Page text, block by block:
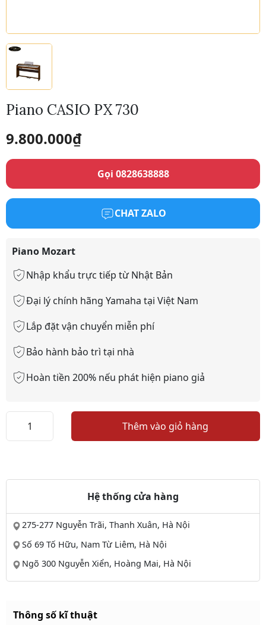
Piano CASIO PX 730
9.800.000₫
Gọi 0828638888
CHAT ZALO
Piano Mozart
Nhập khẩu trực tiếp từ Nhật Bản
Đại lý chính hãng Yamaha tại Việt Nam
Lắp đặt vận chuyển miễn phí
Bảo hành bảo trì tại nhà
Hoàn tiền 200% nếu phát hiện piano giả
CASIO
Thêm vào giỏ hàng
Hệ thống cửa hàng
275-277 Nguyễn Trãi, Thanh Xuân, Hà Nội
Số 69 Tố Hữu, Nam Từ Liêm, Hà Nội
Ngõ 300 Nguyễn Xiển, Hoàng Mai, Hà Nội
Thông số kĩ thuật